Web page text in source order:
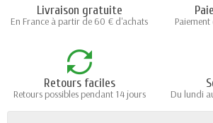
Livraison gratuite
En France à partir de 60 € d'achats
Retours faciles
Retours possibles pendant 14 jours Du lundi